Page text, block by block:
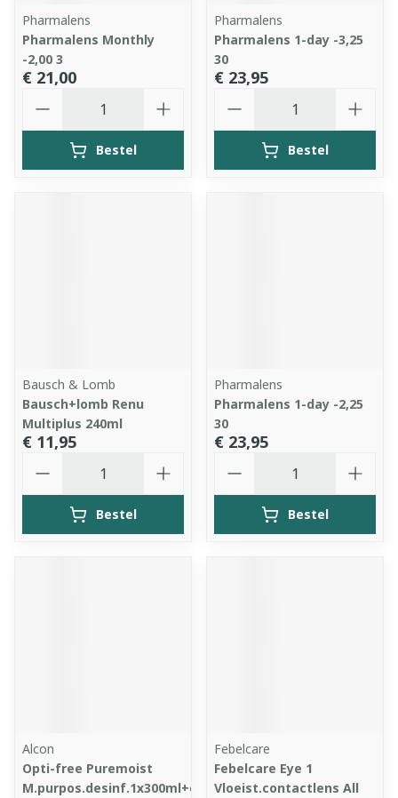
Pharmalens
Pharmalens Monthly
-2,00 3
€ 21,00
Bestel
Pharmalens
Pharmalens 1-day -3,25
30
€ 23,95
Bestel
Bausch & Lomb
Bausch+lomb Renu
Multiplus 240ml
€ 11,95
Bestel
Pharmalens
Pharmalens 1-day -2,25
30
€ 23,95
Bestel
Alcon
Opti-free Puremoist
M.purpos.desinf.1x300ml+etui
Febelcare
Febelcare Eye 1
Vloeist.contactlens All